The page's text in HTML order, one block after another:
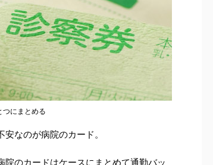
つにまとめる
なのが病院のカード。
のカードはケースにまとめて通勤バッ